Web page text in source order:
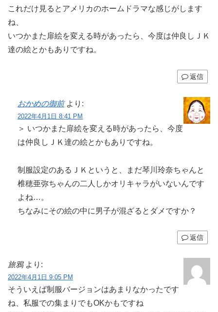
これだけ見るとアメリカのホームドラマな感じがします
ね、
いつかまた扉絵を変える時があったら、今度は仲良しＪＫ
達の絵とかもありですね。
返信
おかめの御前 より:
2022年4月1日 8:41 PM
＞ いつかまた扉絵を変える時があったら、今度
は仲良しＪＫ達の絵とかもありですね。
制服設定のあるＪＫというと、まだ琴川玲奈ちゃんと
椎穂亜弥ちゃんの二人しかオリキャラがいないんです
よね…。
ちなみにその絵の中に男子が混ざるとダメですか？
返信
旅鴉 より:
2022年4月1日 9:05 PM
そういえば制服バージョンはあまりなかったです
ね、私服での集まりでもOKかもですね